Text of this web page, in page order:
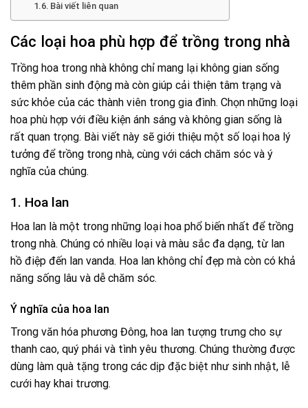
Bài viết liên quan
Các loại hoa phù hợp để trồng trong nhà
Trồng hoa trong nhà không chỉ mang lại không gian sống
thêm phần sinh động mà còn giúp cải thiện tâm trạng và
sức khỏe của các thành viên trong gia đình. Chọn những loại
hoa phù hợp với điều kiện ánh sáng và không gian sống là
rất quan trọng. Bài viết này sẽ giới thiệu một số loại hoa lý
tưởng để trồng trong nhà, cùng với cách chăm sóc và ý
nghĩa của chúng.
1. Hoa lan
Hoa lan là một trong những loại hoa phổ biến nhất để trồng
trong nhà. Chúng có nhiều loại và màu sắc đa dạng, từ lan
hồ điệp đến lan vanda. Hoa lan không chỉ đẹp mà còn có khả
năng sống lâu và dễ chăm sóc.
Ý nghĩa của hoa lan
Trong văn hóa phương Đông, hoa lan tượng trưng cho sự
thanh cao, quý phái và tình yêu thương. Chúng thường được
dùng làm quà tặng trong các dịp đặc biệt như sinh nhật, lễ
cưới hay khai trương.